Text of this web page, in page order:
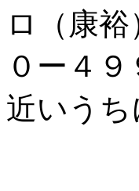
ロ（康
０ー４
近いう